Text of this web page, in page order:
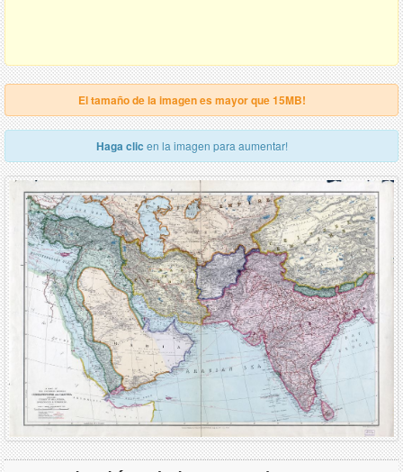
El tamaño de la imagen es mayor que 15MB!
Haga clic en la imagen para aumentar!